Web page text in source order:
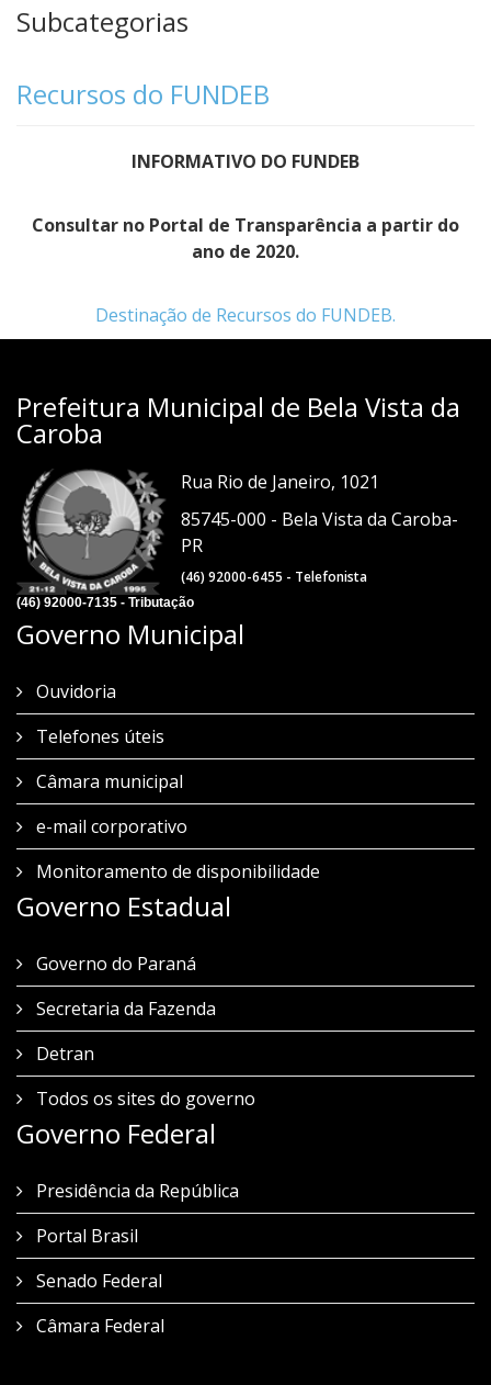
Subcategorias
Recursos do FUNDEB
INFORMATIVO DO FUNDEB
Consultar no Portal de Transparência a partir do
ano de 2020.
Destinação de Recursos do FUNDEB.
Prefeitura Municipal de Bela Vista da
Caroba
Rua Rio de Janeiro, 1021
85745-000 - Bela Vista da Caroba-
PR
(46) 92000-6455 - Telefonista
(46) 92000-7135 - Tributação
Governo Municipal
Ouvidoria
Telefones úteis
Câmara municipal
e-mail corporativo
Monitoramento de disponibilidade
Governo Estadual
Governo do Paraná
Secretaria da Fazenda
Detran
Todos os sites do governo
Governo Federal
Presidência da República
Portal Brasil
Senado Federal
Câmara Federal